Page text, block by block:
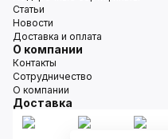
Статьи
Новости
Доставка и оплата
О компании
Контакты
Сотрудничество
О компании
Доставка